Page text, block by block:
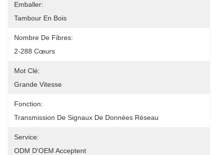
Emballer:
Tambour En Bois
Nombre De Fibres:
2-288 Cœurs
Mot Clé:
Grande Vitesse
Fonction:
Transmission De Signaux De Données Réseau
Service:
ODM D'OEM Acceptent